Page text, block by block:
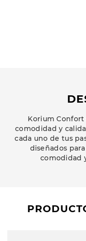
Korium Confort
comodidad y
cada uno de tus
diseñados
comodidad